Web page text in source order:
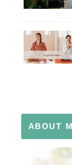
ABOUT